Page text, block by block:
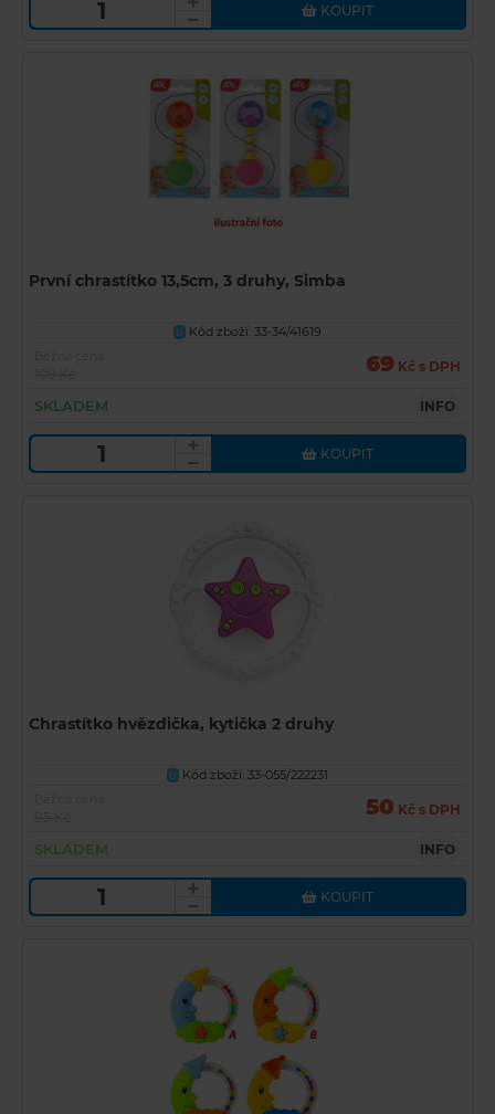
KOUPIT
První chrastítko 13,5cm, 3 druhy, Simba
U
Kód zboží: 33-34/41619
69 Kč s DPH
SKLADEM INFO
KOUPIT
Chrastítko hvězdička, kytička 2 druhy
U
Kód zboží: 33-055/222231
50 Kč s DPH
SKLADEM INFO
KOUPIT